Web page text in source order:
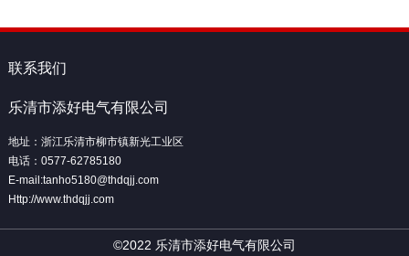
联系我们
乐清市添好电气有限公司
地址：浙江乐清市柳市镇新光工业区
电话：0577-62785180
E-mail:tanho5180@thdqjj.com
Http://www.thdqjj.com
©2022 乐清市添好电气有限公司